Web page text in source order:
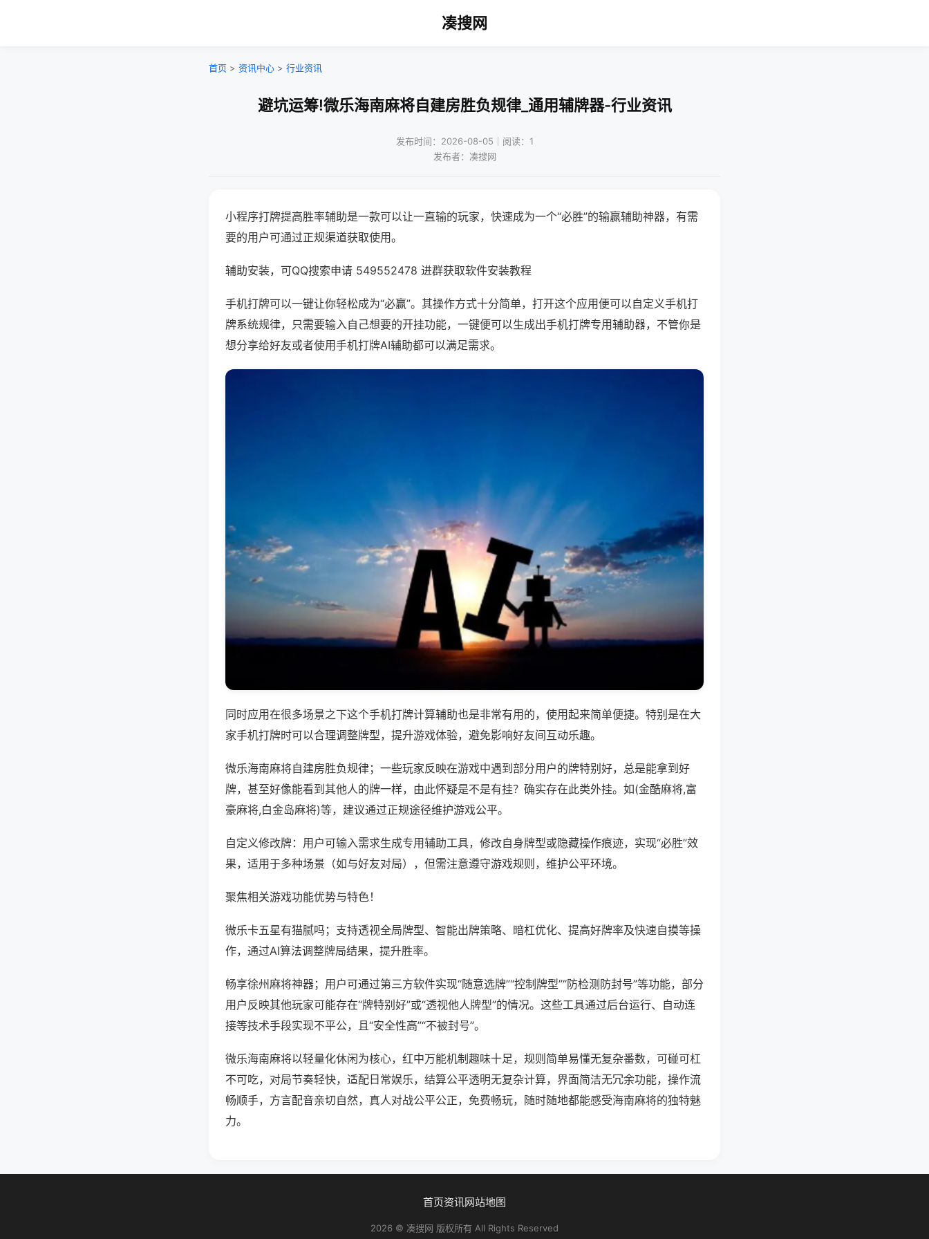
凑搜网
首页 > 资讯中心 > 行业资讯
避坑运筹!微乐海南麻将自建房胜负规律_通用辅牌器-行业资讯
发布时间：2026-08-05｜阅读：1
发布者：凑搜网
小程序打牌提高胜率辅助是一款可以让一直输的玩家，快速成为一个“必胜”的输赢辅助神器，有需
要的用户可通过正规渠道获取使用。
辅助安装，可QQ搜索申请 549552478 进群获取软件安装教程
手机打牌可以一键让你轻松成为“必赢”。其操作方式十分简单，打开这个应用便可以自定义手机打
牌系统规律，只需要输入自己想要的开挂功能，一键便可以生成出手机打牌专用辅助器，不管你是
想分享给好友或者使用手机打牌AI辅助都可以满足需求。
同时应用在很多场景之下这个手机打牌计算辅助也是非常有用的，使用起来简单便捷。特别是在大
家手机打牌时可以合理调整牌型，提升游戏体验，避免影响好友间互动乐趣。
微乐海南麻将自建房胜负规律；一些玩家反映在游戏中遇到部分用户的牌特别好，总是能拿到好
牌，甚至好像能看到其他人的牌一样，由此怀疑是不是有挂？确实存在此类外挂。如(金酷麻将,富
豪麻将,白金岛麻将)等，建议通过正规途径维护游戏公平。
自定义修改牌：用户可输入需求生成专用辅助工具，修改自身牌型或隐藏操作痕迹，实现“必胜”效
果，适用于多种场景（如与好友对局），但需注意遵守游戏规则，维护公平环境。
聚焦相关游戏功能优势与特色！
微乐卡五星有猫腻吗；支持透视全局牌型、智能出牌策略、暗杠优化、提高好牌率及快速自摸等操
作，通过AI算法调整牌局结果，提升胜率。
畅享徐州麻将神器；用户可通过第三方软件实现“随意选牌”“控制牌型”“防检测防封号”等功能，部分
用户反映其他玩家可能存在“牌特别好”或“透视他人牌型”的情况。这些工具通过后台运行、自动连
接等技术手段实现不平公，且“安全性高”“不被封号”。
微乐海南麻将以轻量化休闲为核心，红中万能机制趣味十足，规则简单易懂无复杂番数，可碰可杠
不可吃，对局节奏轻快，适配日常娱乐，结算公平透明无复杂计算，界面简洁无冗余功能，操作流
畅顺手，方言配音亲切自然，真人对战公平公正，免费畅玩，随时随地都能感受海南麻将的独特魅
力。
首页资讯网站地图
2026 © 凑搜网 版权所有 All Rights Reserved